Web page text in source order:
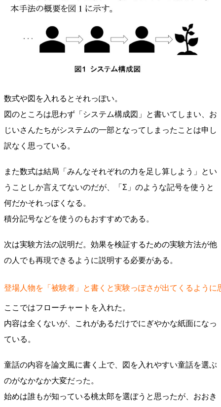
数式や図を入れるとそれっぽい。
図のところは思わず「システム構成図」と書いてしまい、お
じいさんたちがシステムの一部となってしまったことは申し
訳なく思っている。
また数式は結局「みんなそれぞれの力を足し算しよう」とい
うことしか言えてないのだが、「Σ」のような記号を使うと
何だかそれっぽくなる。
積分記号などを使うのもおすすめである。
次は実験方法の説明だ。効果を検証するための実験方法が他
の人でも再現できるように説明する必要がある。
登場人物を「被験者」と書くと実験っぽさが出てくるように
ここではフローチャートを入れた。
内容は全くないが、これがあるだけでにぎやかな紙面になっ
ている。
童話の内容を論文風に書く上で、図を入れやすい童話を選ぶ
のがなかなか大変だった。
始めは誰もが知っている桃太郎を選ぼうと思ったが、おおき